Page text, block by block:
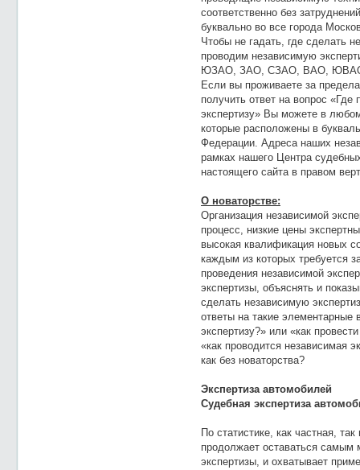
соответственно без
буквально во все города
Чтобы не гадать, где сделать
проводим независимую
ЮЗАО, ЗАО, СЗАО, ВАО, ЮВАО,
Если вы проживаете за
получить ответ на вопрос
экспертизу» Вы можете в
которые расположены в
Федерации. Адреса наших
рамках нашего Центра
настоящего сайта в правом
О новаторстве:
Организация независимой
процесс, низкие цены
высокая квалификация новых
каждым из которых требуется
проведения независимой
экспертизы, объяснять и
сделать независимую
ответы на такие элементарные
экспертизу?» или «как
«как проводится независимая
как без новаторства?
Экспертиза автомобилей
Судебная экспертиза
По статистике, как частная,
продолжает оставаться самым
экспертизы, и охватывает